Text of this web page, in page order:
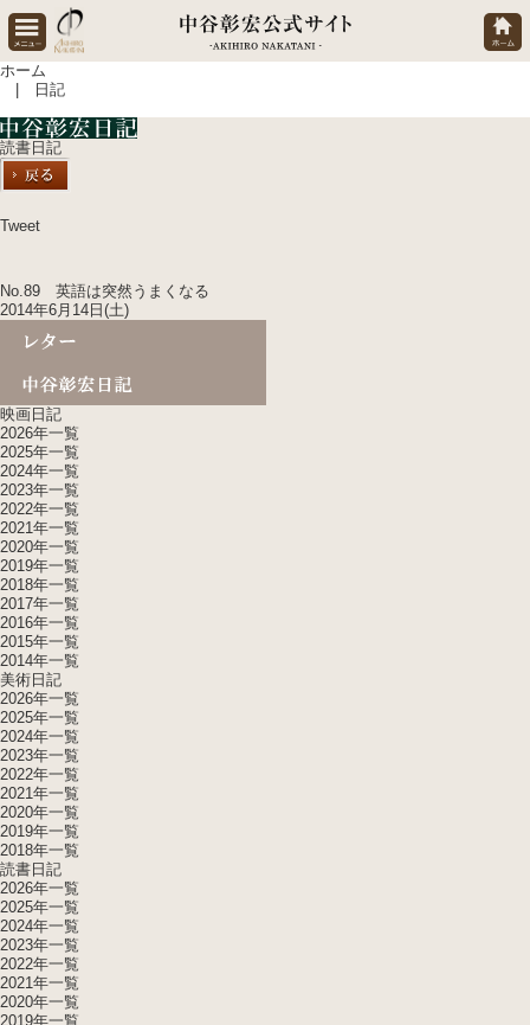
ホーム
| 日記
読書日記
Tweet
No.89 英語は突然うまくなる
2014年6月14日(土)
映画日記
2026年一覧
2025年一覧
2024年一覧
2023年一覧
2022年一覧
2021年一覧
2020年一覧
2019年一覧
2018年一覧
2017年一覧
2016年一覧
2015年一覧
2014年一覧
美術日記
2026年一覧
2025年一覧
2024年一覧
2023年一覧
2022年一覧
2021年一覧
2020年一覧
2019年一覧
2018年一覧
読書日記
2026年一覧
2025年一覧
2024年一覧
2023年一覧
2022年一覧
2021年一覧
2020年一覧
2019年一覧